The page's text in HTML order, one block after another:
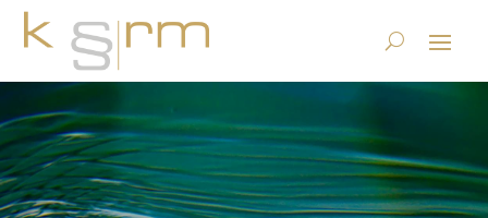
Data Bereinigung/Cleanup